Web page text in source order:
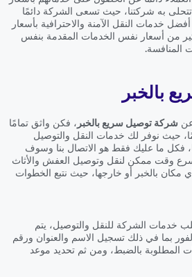
به شركتنا، حيث تسعى الشركة دائمًا
أفضل خدمات النقل الآمنة والاحترافية بأسعار
من أسعار نفس الخدمات المقدمة بنفس
المنافسة.
بالخبر
شركة توصيل سريع بالخبر ، فكن واثق تمامًا
حيث نوفر لك خدمات النقل والتوصيل
فكل ما عليك فقط هو الاتصال بنا وسوف
وقت ممكن لنقل وتوصيل العفش والأثاث
مكان بالخبر أو خارجها، حيث نتبع الخطوات
خدمات الشركة للنقل والتوصيل، يتم
بما في ذلك تسجيل الاسم والعنوان ورقم
المطلوبة بالضبط، ومن ثم تحديد موعد